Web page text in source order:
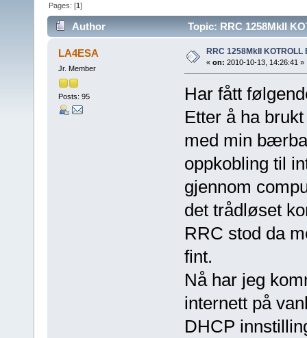
Pages: [1]
Author Topic: RRC 1258MkII
LA4ESA
Jr. Member
Posts: 95
RRC 1258MkII KOTROLL
« on: 2010-10-13, 14:26:41 »
Har fått
Etter å ha
med min
oppkobling til
gjennom
det trådløset
RRC stod da
fint.
Nå har jeg
internett på
DHCP